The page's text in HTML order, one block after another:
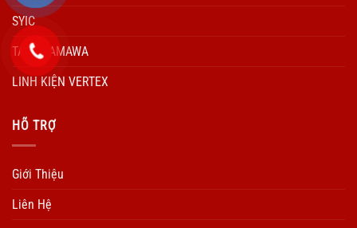
SYIC
TARO YAMAWA
LINH KIỆN VERTEX
HÕ TRỢ
Giới Thiệu
Liên Hệ